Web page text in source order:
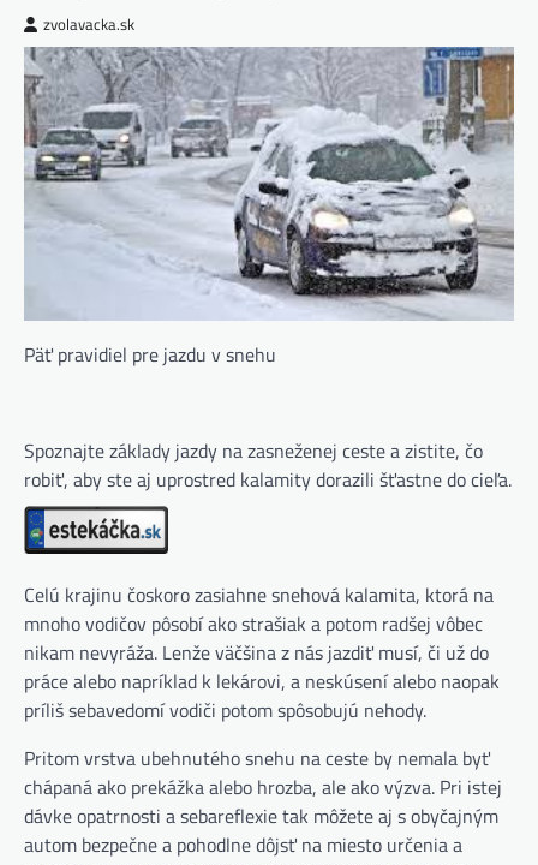
zvolavacka.sk
Päť pravidiel pre jazdu v snehu
Spoznajte základy jazdy na zasneženej ceste a zistite, čo
robiť, aby ste aj uprostred kalamity dorazili šťastne do cieľa.
Celú krajinu čoskoro zasiahne snehová kalamita, ktorá na
mnoho vodičov pôsobí ako strašiak a potom radšej vôbec
nikam nevyráža. Lenže väčšina z nás jazdiť musí, či už do
práce alebo napríklad k lekárovi, a neskúsení alebo naopak
príliš sebavedomí vodiči potom spôsobujú nehody.
Pritom vrstva ubehnutého snehu na ceste by nemala byť
chápaná ako prekážka alebo hrozba, ale ako výzva. Pri istej
dávke opatrnosti a sebareflexie tak môžete aj s obyčajným
autom bezpečne a pohodlne dôjsť na miesto určenia a